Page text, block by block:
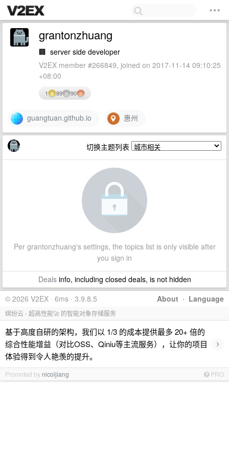
grantonzhuang
🏢 server side developer
V2EX member #266849, joined on 2017-11-14 09:10:25
+08:00
1 89 90
guangtuan.github.io 惠州
切换主题列表
Per grantonzhuang's settings, the topics list is only visible after
you sign in
Dealsinfo, including closed deals, is not hidden
About · Language
© 2026 V2EX · 6ms · 3.9.8.5
缤纷云 - 超高性能🚀 的智能对象存储服务
基于高度自研的架构，我们以 1/3 的成本提供最多 20+ 倍的
综合性能增益（对比OSS、Qiniu等主流服务），让你的项目
体验得到令人艳羡的提升。
›
Promoted by nicoljiang PRO